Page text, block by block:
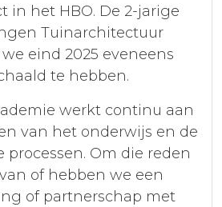
in het HBO. De 2-jarige
Tuinarchitectuur
eind 2025 eveneens
te hebben.
werkt continu aan
van het onderwijs en de
Om die reden
of hebben we een
of partnerschap met